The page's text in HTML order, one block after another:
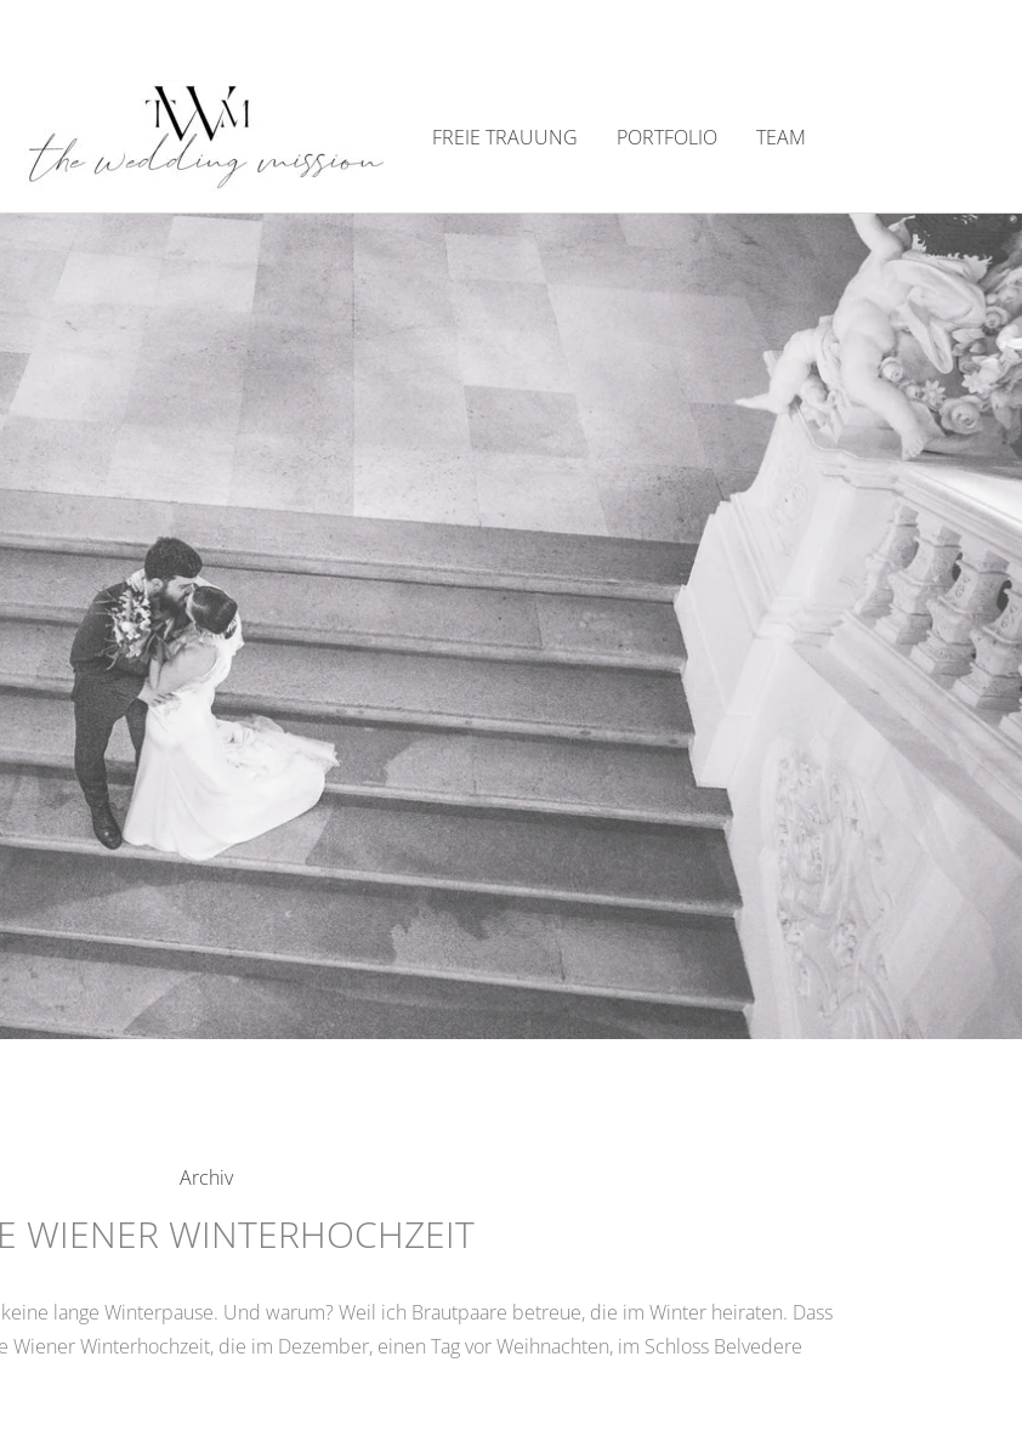
FREIE TRAUUNG PORTFOLIO TEAM
Archiv
WIENER WINTERHOCHZEIT
lange Winterpause. Und warum? Weil ich Brautpaare betreue, die im Winter heiraten. Dass
Winterhochzeit, die im Dezember, einen Tag vor Weihnachten, im Schloss Belvedere